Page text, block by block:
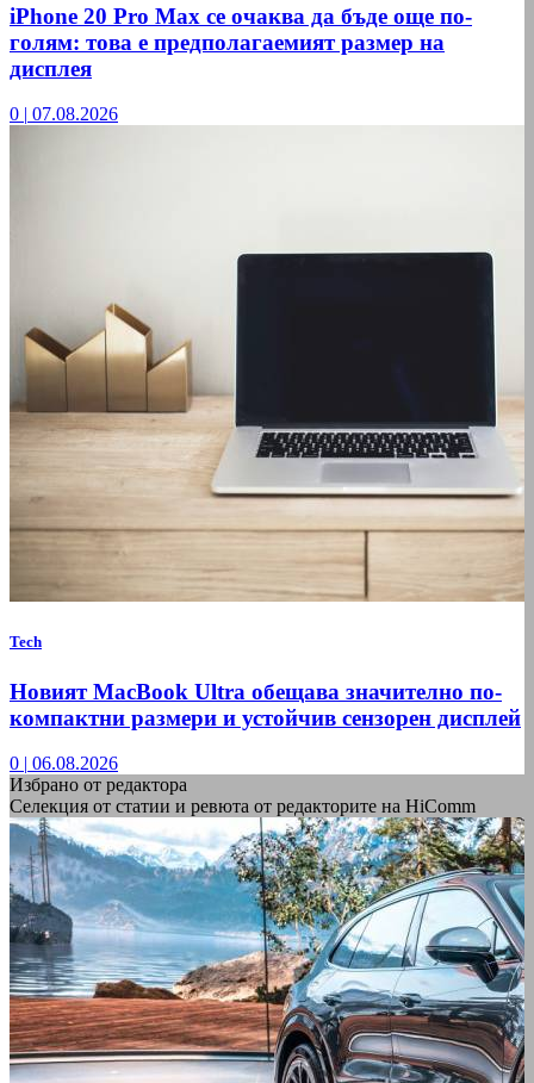
iPhone 20 Pro Max се очаква да бъде още по-
голям: това е предполагаемият размер на
дисплея
0 | 07.08.2026
Tech
Новият MacBook Ultra обещава значително по-
компактни размери и устойчив сензорен дисплей
0 | 06.08.2026
Избрано от редактора
Селекция от статии и ревюта от редакторите на HiComm